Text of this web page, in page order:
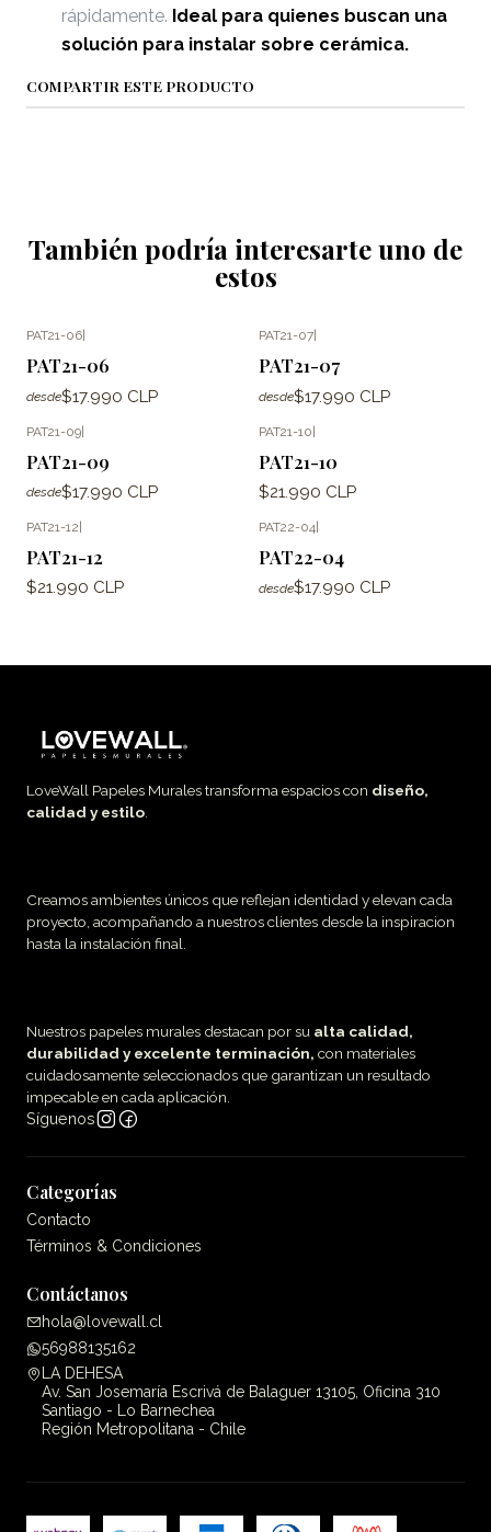
rápidamente. Ideal para quienes buscan una
solución para instalar sobre cerámica.
COMPARTIR ESTE PRODUCTO
También podría interesarte uno de
estos
PAT21-06
PAT21-06
desde$17.990 CLP
PAT21-07
PAT21-07
desde$17.990 CLP
PAT21-09|
PAT21-09
desde$17.990 CLP
PAT21-10|
PAT21-10
$21.990 CLP
PAT21-12
PAT21-12
$21.990 CLP
PAT22-04
PAT22-04
desde$17.990 CLP
LoveWall Papeles Murales transforma espacios con diseño,
calidad y estilo.
Creamos ambientes únicos que reflejan identidad y elevan cada
proyecto, acompañando a nuestros clientes desde la inspiracion
hasta la instalación final.
Nuestros papeles murales destacan por su alta calidad,
durabilidad y excelente terminación, con materiales
cuidadosamente seleccionados que garantizan un resultado
impecable en cada aplicación.
Síguenos
Categorías
Contacto
Términos & Condiciones
Contáctanos
hola@lovewall.cl
56988135162
LA DEHESA
Av. San Josemaría Escrivá de Balaguer 13105, Oficina 310
Santiago - Lo Barnechea
Región Metropolitana - Chile